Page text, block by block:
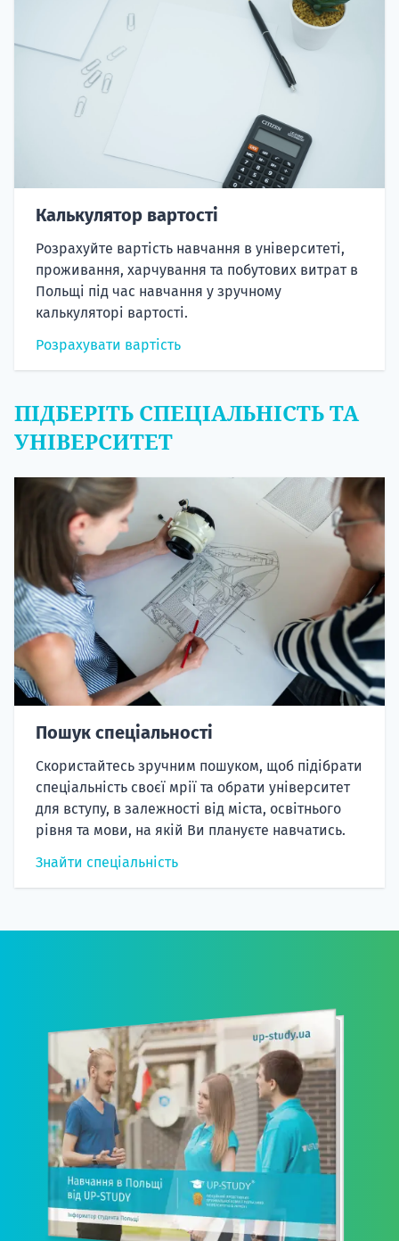
Калькулятор вартості
Розрахуйте вартість навчання в університеті,
проживання, харчування та побутових витрат в
Польщі під час навчання у зручному
калькуляторі вартості.
Розрахувати вартість
ПІДБЕРІТЬ СПЕЦІАЛЬНІСТЬ ТА
УНІВЕРСИТЕТ
Пошук спеціальності
Скористайтесь зручним пошуком, щоб підібрати
спеціальність своєї мрії та обрати університет
для вступу, в залежності від міста, освітнього
рівня та мови, на якій Ви плануєте навчатись.
Знайти спеціальність